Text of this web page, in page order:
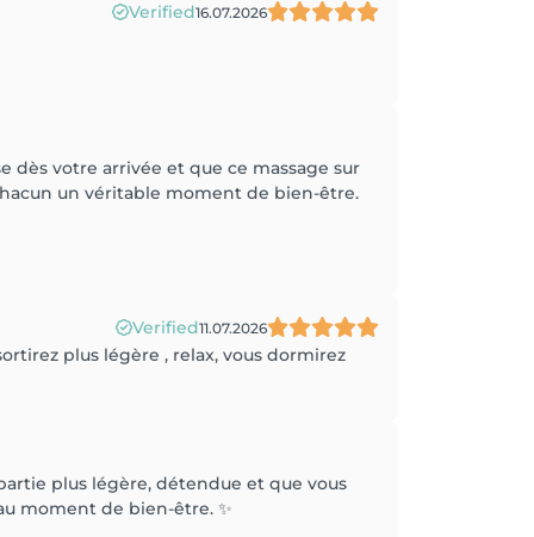
Verified16.07.2026
dès votre arrivée et que ce massage sur
un véritable moment de bien-être.
Verified11.07.2026
plus légère , relax, vous dormirez
plus légère, détendue et que vous
moment de bien-être. ✨